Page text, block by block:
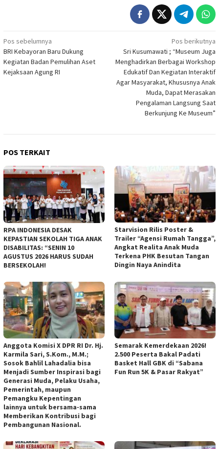
Navigasi
pos
Pos sebelumnya
BRI Kebayoran Baru Dukung
Kegiatan Badan Pemulihan Aset
Kejaksaan Agung RI
Pos berikutnya
Sri Kusumawati ; “Museum Juga
Menghadirkan Berbagai Workshop
Edukatif Dan Kegiatan Interaktif
Agar Masyarakat, Khususnya Anak
Muda, Dapat Merasakan
Pengalaman Langsung Saat
Berkunjung Ke Museum”
POS TERKAIT
RPA INDONESIA DESAK
KEPASTIAN SEKOLAH TIGA ANAK
DISABILITAS: “SENIN 10
AGUSTUS 2026 HARUS SUDAH
BERSEKOLAH!
Starvision Rilis Poster &
Trailer “Agensi Rumah Tangga”,
Angkat Realita Anak Muda
Terkena PHK Besutan Tangan
Dingin Naya Anindita
Anggota Komisi X DPR RI Dr. Hj.
Karmila Sari, S.Kom., M.M.;
Sosok Bahlil Lahadalia bisa
Menjadi Sumber Inspirasi bagi
Generasi Muda, Pelaku Usaha,
Pemerintah, maupun
Pemangku Kepentingan
lainnya untuk bersama-sama
Memberikan Kontribusi bagi
Pembangunan Nasional.
Semarak Kemerdekaan 2026!
2.500 Peserta Bakal Padati
Basket Hall GBK di “Sabana
Fun Run 5K & Pasar Rakyat”